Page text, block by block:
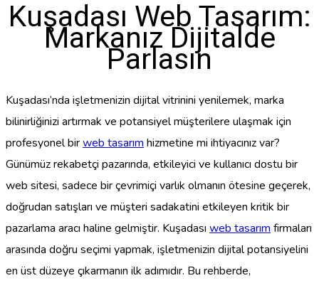
Kuşadası Web Tasarım:
Markanız Dijitalde
Parlasın
Kuşadası’nda işletmenizin dijital vitrinini yenilemek, marka
bilinirliğinizi artırmak ve potansiyel müşterilere ulaşmak için
profesyonel birweb tasarım hizmetine mi ihtiyacınız var?
Günümüz rekabetçi pazarında, etkileyici ve kullanıcı dostu bir
web sitesi, sadece bir çevrimiçi varlık olmanın ötesine geçerek,
doğrudan satışları ve müşteri sadakatini etkileyen kritik bir
pazarlama aracı haline gelmiştir. Kuşadası web tasarım firmaları
arasında doğru seçimi yapmak, işletmenizin dijital potansiyelini
en üst düzeye çıkarmanın ilk adımıdır. Bu rehberde,